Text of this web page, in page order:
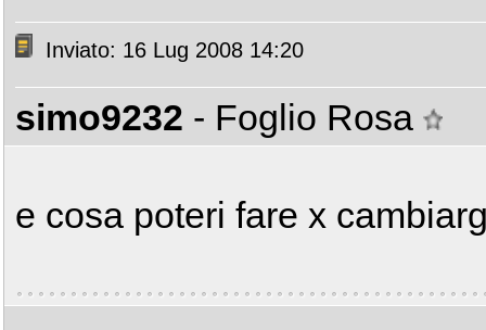
Inviato: 16 Lug 2008 14:20
simo9232 - Foglio Rosa
e cosa poteri fare x